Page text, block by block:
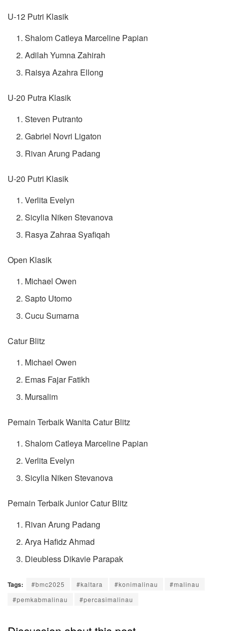
U-12 Putri Klasik
Shalom Catleya Marceline Papian
Adilah Yumna Zahirah
Raisya Azahra Ellong
U-20 Putra Klasik
Steven Putranto
Gabriel Novri Ligaton
Rivan Arung Padang
U-20 Putri Klasik
Verlita Evelyn
Sicylia Niken Stevanova
Rasya Zahraa Syafiqah
Open Klasik
Michael Owen
Sapto Utomo
Cucu Sumarna
Catur Blitz
Michael Owen
Emas Fajar Fatikh
Mursalim
Pemain Terbaik Wanita Catur Blitz
Shalom Catleya Marceline Papian
Verlita Evelyn
Sicylia Niken Stevanova
Pemain Terbaik Junior Catur Blitz
Rivan Arung Padang
Arya Hafidz Ahmad
Dieubless Dikavie Parapak
Tags: #bmc2025 #kaltara #konimalinau
#malinau
#pemkabmalinau
#percasimalinau